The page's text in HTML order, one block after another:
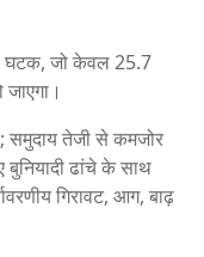
घटक, जो केवल 25.7
समुदाय तेजी से कमजोर
बुनियादी ढांचे के साथ
गिरावट, आग, बाढ़